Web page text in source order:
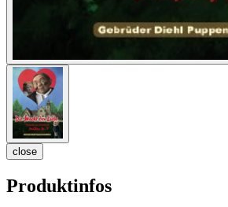
close
Produktinfos